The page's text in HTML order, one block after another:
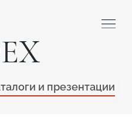
и презентации